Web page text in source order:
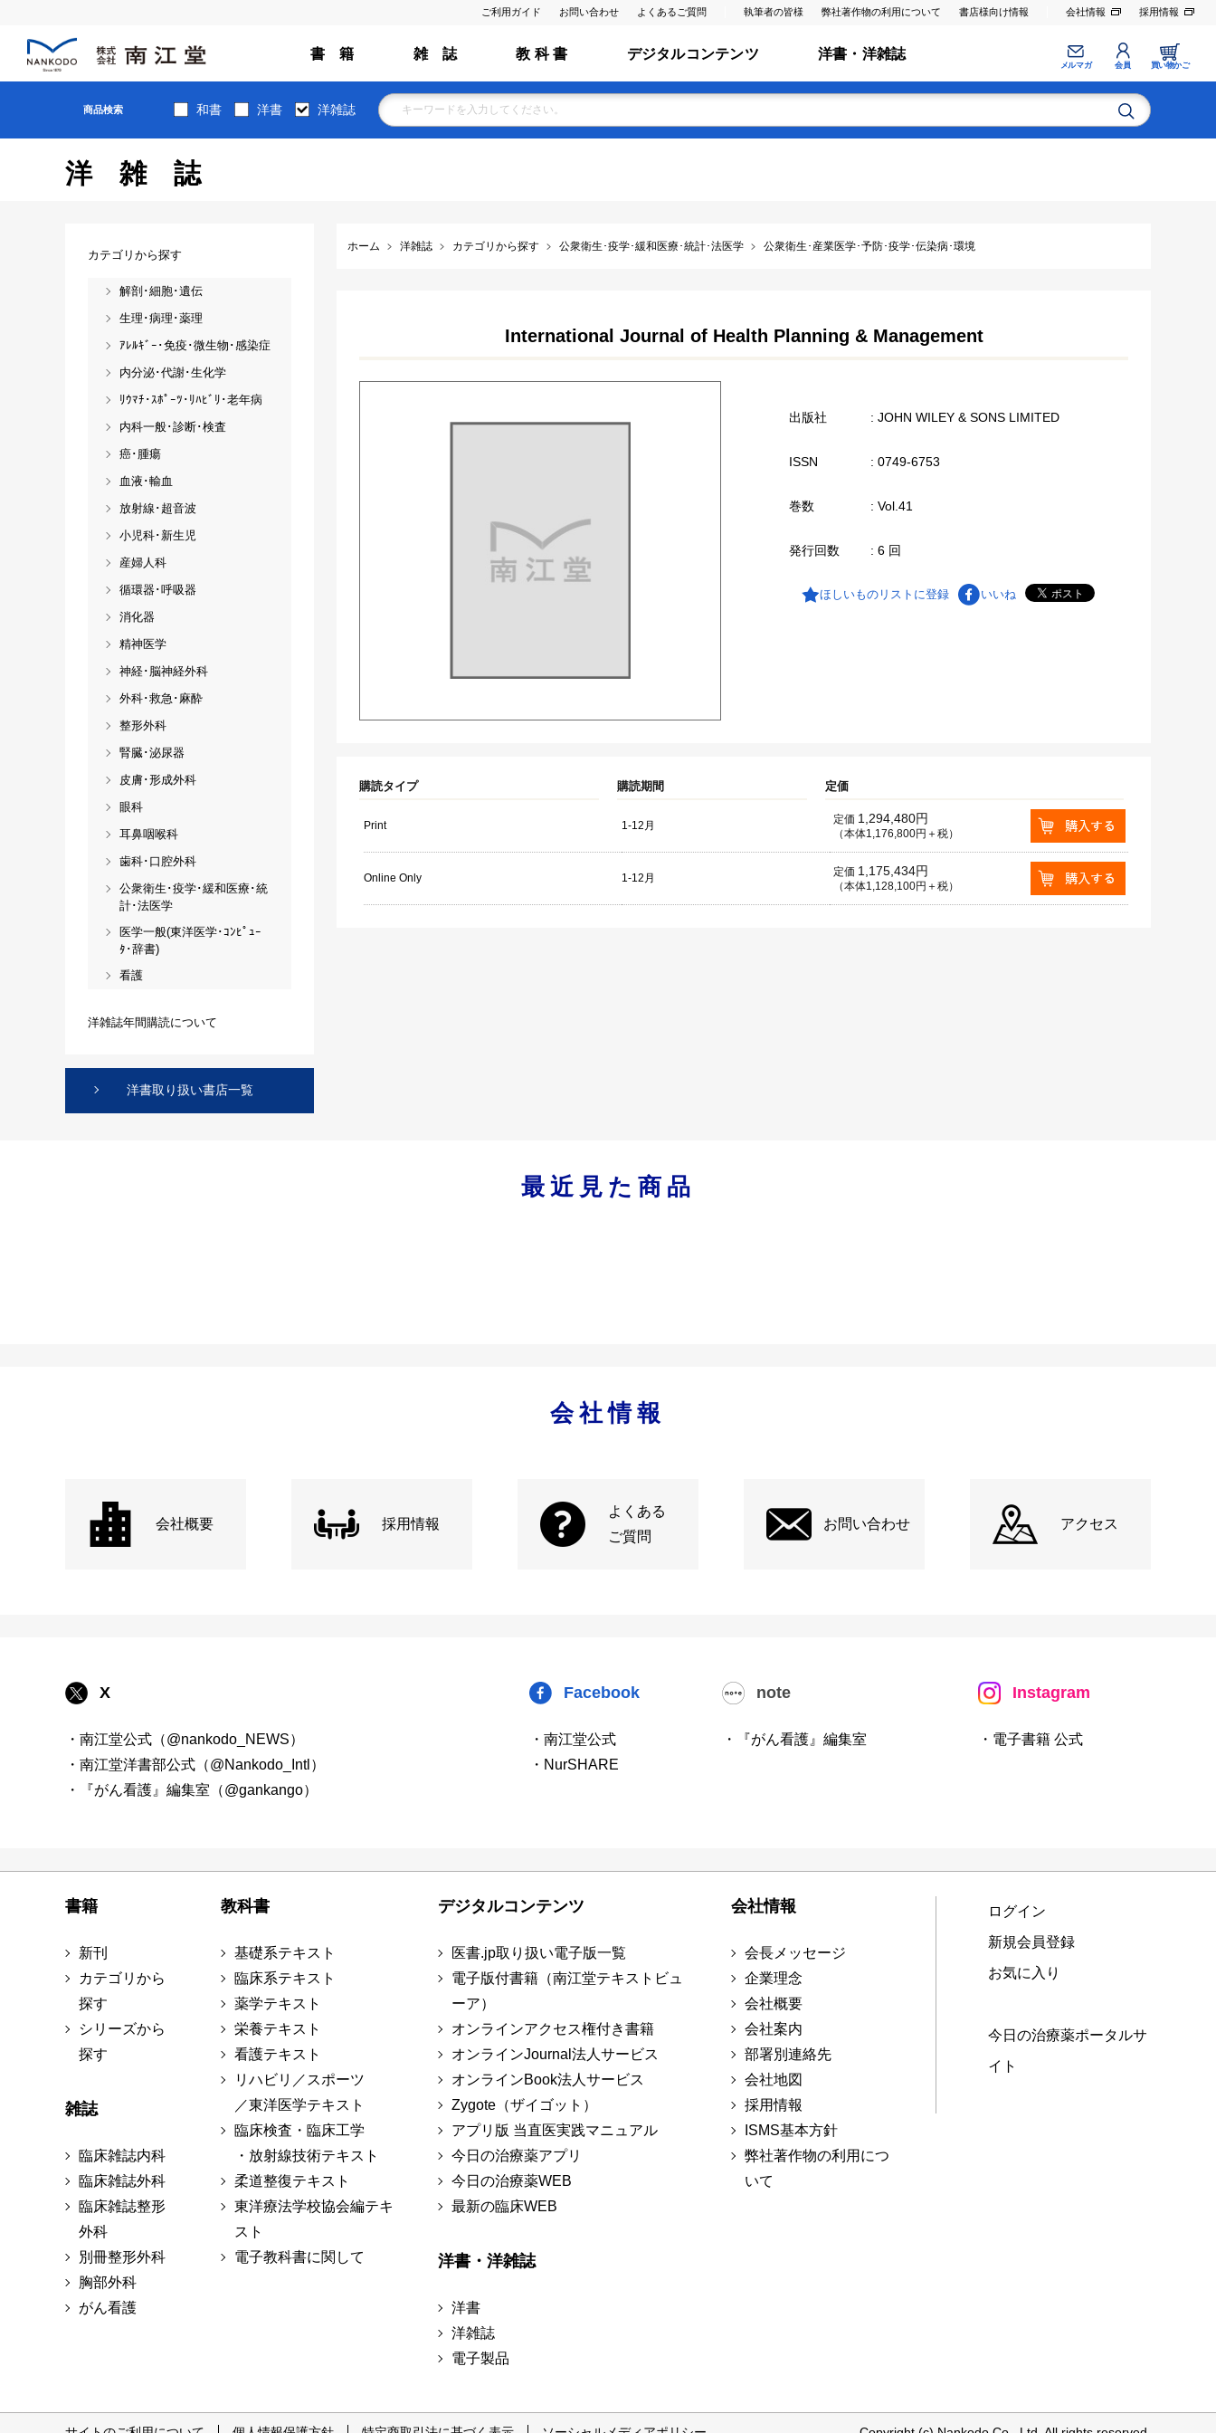
ご利用ガイド お問い合わせ よくあるご質問 執筆者の皆様 弊社著作物の利用について 書店様向け情報 会社情報 採用情報
書 籍 雑 誌 教 科 書 デジタルコンテンツ 洋書・洋雑誌
メルマガ 会員 買い物かご
商品検索 和書 洋書 洋雑誌
洋雑誌
ホーム 洋雑誌 カテゴリから探す 公衆衛生･疫学･緩和医療･統計･法医学 公衆衛生･産業医学･予防･疫学･伝染病･環境
International Journal of Health Planning & Management
出版社 : JOHN WILEY & SONS LIMITED
ISSN : 0749-6753
巻数 : Vol.41
発行回数 : 6 回
ほしいものリストに登録 いいね
購読タイプ 購読期間 定価
Print 1-12月 定価 1,294,480円
（本体1,176,800円＋税）
Online Only 1-12月 定価 1,175,434円
（本体1,128,100円＋税）
カテゴリから探す
解剖･細胞･遺伝
生理･病理･薬理
ｱﾚﾙｷﾞｰ･免疫･微生物･感染症
内分泌･代謝･生化学
ﾘｳﾏﾁ･ｽﾎﾟｰﾂ･ﾘﾊﾋﾞﾘ･老年病
内科一般･診断･検査
癌･腫瘍
血液･輸血
放射線･超音波
小児科･新生児
産婦人科
循環器･呼吸器
消化器
精神医学
神経･脳神経外科
外科･救急･麻酔
整形外科
腎臓･泌尿器
皮膚･形成外科
眼科
耳鼻咽喉科
歯科･口腔外科
公衆衛生･疫学･緩和医療･統
計･法医学
医学一般(東洋医学･ｺﾝﾋﾟｭｰ
ﾀ･辞書)
看護
洋雑誌年間購読について
洋書取り扱い書店一覧
最近見た商品
会社情報
会社概要 採用情報
よくある
ご質問
お問い合わせ アクセス
X
・南江堂公式（@nankodo_NEWS）
・南江堂洋書部公式（@Nankodo_Intl）
・『がん看護』編集室（@gankango）
Facebook
・南江堂公式
・NurSHARE
note
・『がん看護』編集室
Instagram
・電子書籍 公式
書籍
新刊
カテゴリから
探す
シリーズから
探す
雑誌
臨床雑誌内科
臨床雑誌外科
臨床雑誌整形
外科
別冊整形外科
胸部外科
がん看護
教科書
基礎系テキスト
臨床系テキスト
薬学テキスト
栄養テキスト
看護テキスト
リハビリ／スポーツ
／東洋医学テキスト
臨床検査・臨床工学
・放射線技術テキスト
柔道整復テキスト
東洋療法学校協会編テキ
スト
電子教科書に関して
デジタルコンテンツ
医書.jp取り扱い電子版一覧
電子版付書籍（南江堂テキストビュ
ーア）
オンラインアクセス権付き書籍
オンラインJournal法人サービス
オンラインBook法人サービス
Zygote（ザイゴット）
アプリ版 当直医実践マニュアル
今日の治療薬アプリ
今日の治療薬WEB
最新の臨床WEB
洋書・洋雑誌
洋書
洋雑誌
電子製品
会社情報
会長メッセージ
企業理念
会社概要
会社案内
部署別連絡先
会社地図
採用情報
ISMS基本方針
弊社著作物の利用につ
いて
ログイン
新規会員登録
お気に入り
今日の治療薬ポータルサ
イト